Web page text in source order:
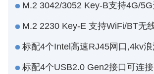
M.2 3042/3052 Key-B支持4G/
M.2 2230 Key-E 支持WiFi/BT无
标配4个Intel高速RJ45网口,4kv
标配4个USB2.0 Gen2接口可连